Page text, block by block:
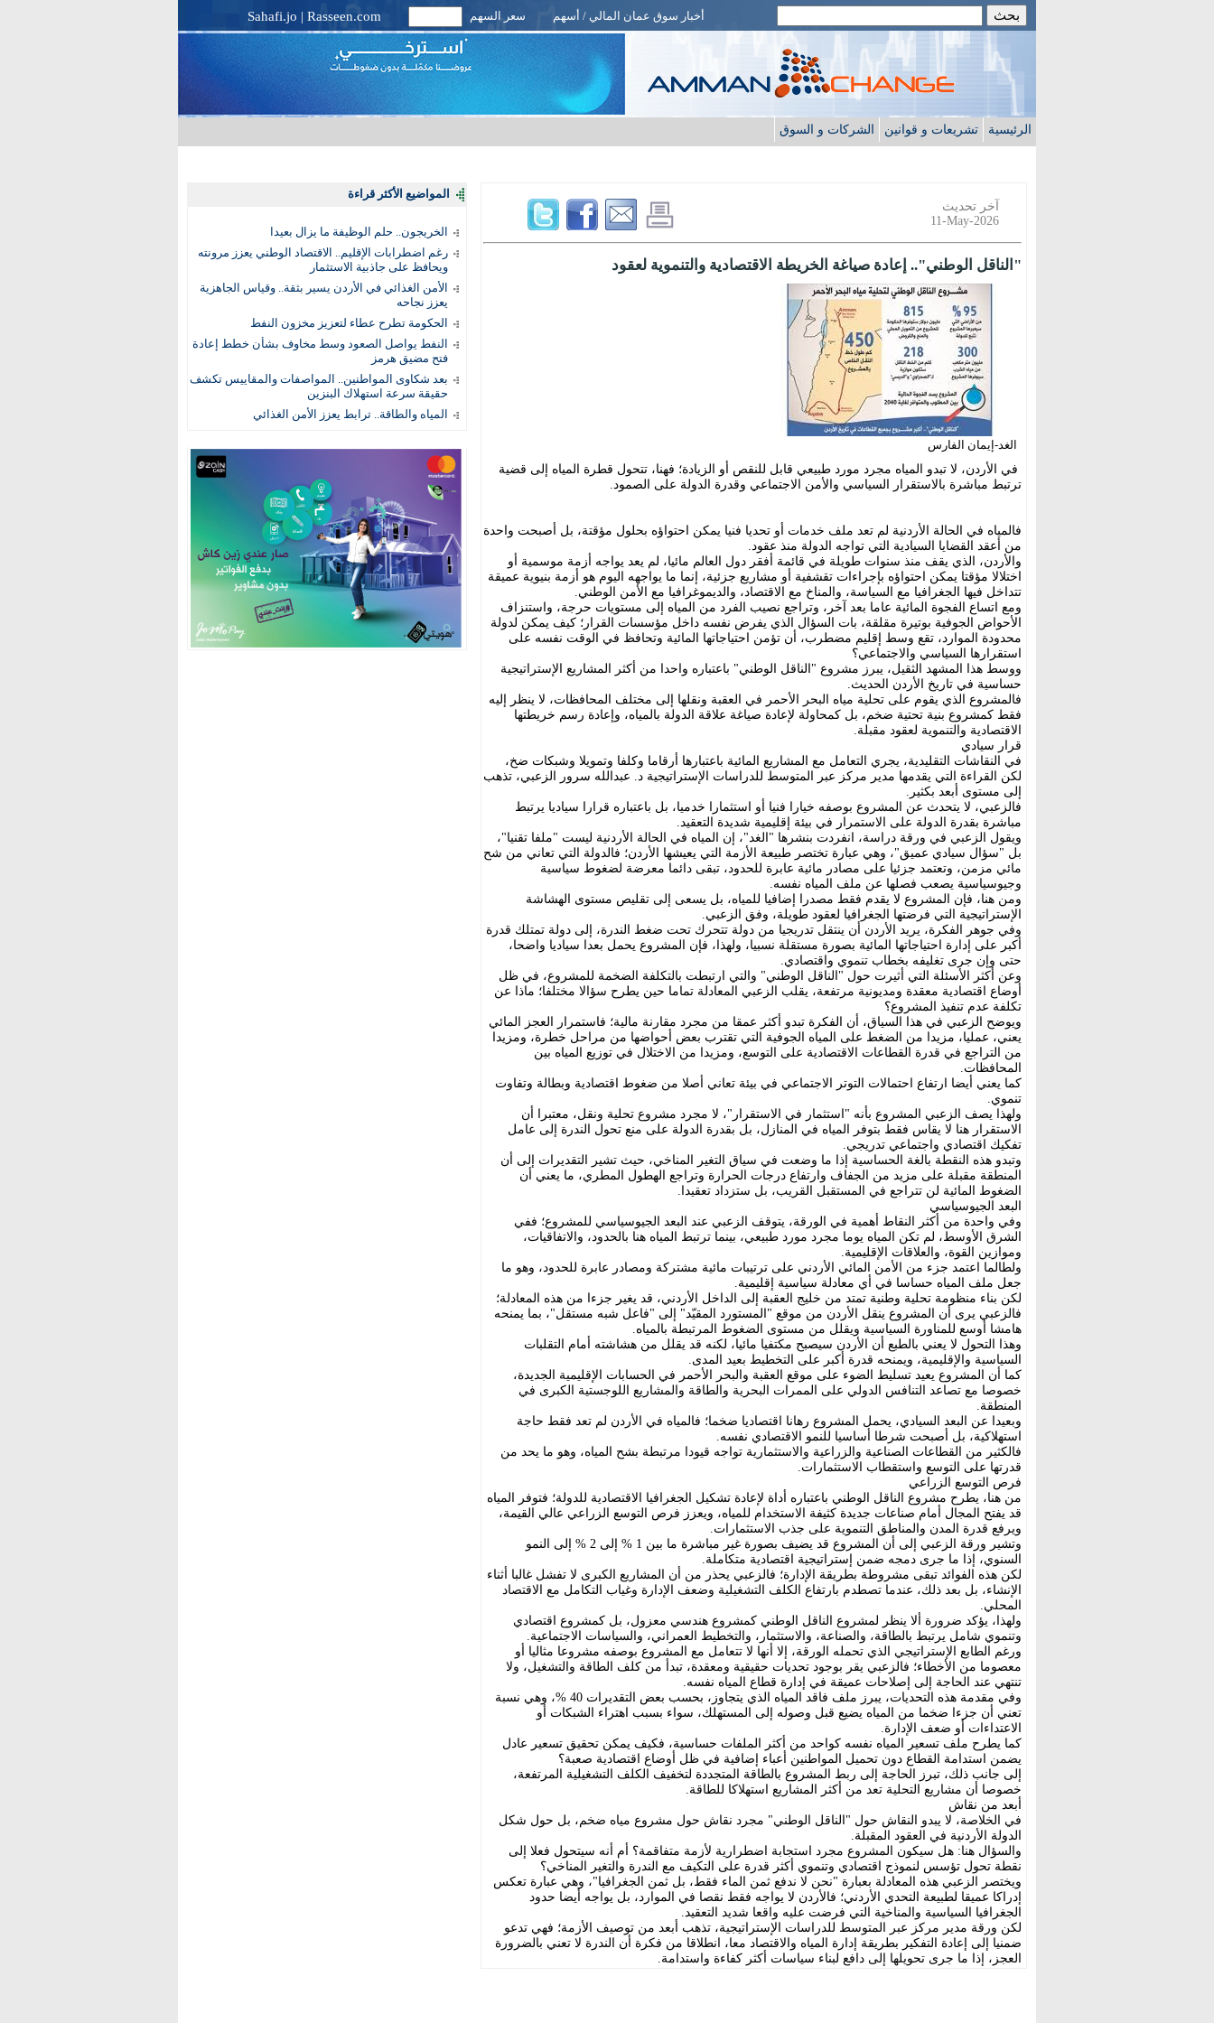
أخبار سوق عمان المالي / أسهم سعر السهم Sahafi.jo | Rasseen.com
الرئيسية تشريعات و قوانين الشركات و السوق
المواضيع الأكثر قراءة
الخريجون.. حلم الوظيفة ما يزال بعيدا
رغم اضطرابات الإقليم.. الاقتصاد الوطني يعزز مرونته
ويحافظ على جاذبية الاستثمار
الأمن الغذائي في الأردن يسير بثقة.. وقياس الجاهزية
يعزز نجاحه
الحكومة تطرح عطاء لتعزيز مخزون النفط
النفط يواصل الصعود وسط مخاوف بشأن خطط إعادة
فتح مضيق هرمز
بعد شكاوى المواطنين.. المواصفات والمقاييس تكشف
حقيقة سرعة استهلاك البنزين
المياه والطاقة.. ترابط يعزز الأمن الغذائي
آخر تحديث
11-May-2026
"الناقل الوطني".. إعادة صياغة الخريطة الاقتصادية والتنموية لعقود
الغد-إيمان الفارس
في الأردن، لا تبدو المياه مجرد مورد طبيعي قابل للنقص أو الزيادة؛ فهنا، تتحول قطرة المياه إلى قضية
ترتبط مباشرة بالاستقرار السياسي والأمن الاجتماعي وقدرة الدولة على الصمود.
فالمياه في الحالة الأردنية لم تعد ملف خدمات أو تحديا فنيا يمكن احتواؤه بحلول مؤقتة، بل أصبحت واحدة
من أعقد القضايا السيادية التي تواجه الدولة منذ عقود.
والأردن، الذي يقف منذ سنوات طويلة في قائمة أفقر دول العالم مائيا، لم يعد يواجه أزمة موسمية أو
اختلالا مؤقتا يمكن احتواؤه بإجراءات تقشفية أو مشاريع جزئية، إنما ما يواجهه اليوم هو أزمة بنيوية عميقة
تتداخل فيها الجغرافيا مع السياسة، والمناخ مع الاقتصاد، والديموغرافيا مع الأمن الوطني.
ومع اتساع الفجوة المائية عاما بعد آخر، وتراجع نصيب الفرد من المياه إلى مستويات حرجة، واستنزاف
الأحواض الجوفية بوتيرة مقلقة، بات السؤال الذي يفرض نفسه داخل مؤسسات القرار؛ كيف يمكن لدولة
محدودة الموارد، تقع وسط إقليم مضطرب، أن تؤمن احتياجاتها المائية وتحافظ في الوقت نفسه على
استقرارها السياسي والاجتماعي؟
ووسط هذا المشهد الثقيل، يبرز مشروع "الناقل الوطني" باعتباره واحدا من أكثر المشاريع الإستراتيجية
حساسية في تاريخ الأردن الحديث.
فالمشروع الذي يقوم على تحلية مياه البحر الأحمر في العقبة ونقلها إلى مختلف المحافظات، لا ينظر إليه
فقط كمشروع بنية تحتية ضخم، بل كمحاولة لإعادة صياغة علاقة الدولة بالمياه، وإعادة رسم خريطتها
الاقتصادية والتنموية لعقود مقبلة.
قرار سيادي
في النقاشات التقليدية، يجري التعامل مع المشاريع المائية باعتبارها أرقاما وكلفا وتمويلا وشبكات ضخ،
لكن القراءة التي يقدمها مدير مركز عبر المتوسط للدراسات الإستراتيجية د. عبدالله سرور الزعبي، تذهب
إلى مستوى أبعد بكثير.
فالزعبي، لا يتحدث عن المشروع بوصفه خيارا فنيا أو استثمارا خدميا، بل باعتباره قرارا سياديا يرتبط
مباشرة بقدرة الدولة على الاستمرار في بيئة إقليمية شديدة التعقيد.
ويقول الزعبي في ورقة دراسة، انفردت بنشرها "الغد"، إن المياه في الحالة الأردنية ليست "ملفا تقنيا"،
بل "سؤال سيادي عميق"، وهي عبارة تختصر طبيعة الأزمة التي يعيشها الأردن؛ فالدولة التي تعاني من شح
مائي مزمن، وتعتمد جزئيا على مصادر مائية عابرة للحدود، تبقى دائما معرضة لضغوط سياسية
وجيوسياسية يصعب فصلها عن ملف المياه نفسه.
ومن هنا، فإن المشروع لا يقدم فقط مصدرا إضافيا للمياه، بل يسعى إلى تقليص مستوى الهشاشة
الإستراتيجية التي فرضتها الجغرافيا لعقود طويلة، وفق الزعبي.
وفي جوهر الفكرة، يريد الأردن أن ينتقل تدريجيا من دولة تتحرك تحت ضغط الندرة، إلى دولة تمتلك قدرة
أكبر على إدارة احتياجاتها المائية بصورة مستقلة نسبيا، ولهذا، فإن المشروع يحمل بعدا سياديا واضحا،
حتى وإن جرى تغليفه بخطاب تنموي واقتصادي.
وعن أكثر الأسئلة التي أثيرت حول "الناقل الوطني" والتي ارتبطت بالتكلفة الضخمة للمشروع، في ظل
أوضاع اقتصادية معقدة ومديونية مرتفعة، يقلب الزعبي المعادلة تماما حين يطرح سؤالا مختلفا؛ ماذا عن
تكلفة عدم تنفيذ المشروع؟
ويوضح الزعبي في هذا السياق، أن الفكرة تبدو أكثر عمقا من مجرد مقارنة مالية؛ فاستمرار العجز المائي
يعني، عمليا، مزيدا من الضغط على المياه الجوفية التي تقترب بعض أحواضها من مراحل خطرة، ومزيدا
من التراجع في قدرة القطاعات الاقتصادية على التوسع، ومزيدا من الاختلال في توزيع المياه بين
المحافظات.
كما يعني أيضا ارتفاع احتمالات التوتر الاجتماعي في بيئة تعاني أصلا من ضغوط اقتصادية وبطالة وتفاوت
تنموي.
ولهذا يصف الزعبي المشروع بأنه "استثمار في الاستقرار"، لا مجرد مشروع تحلية ونقل، معتبرا أن
الاستقرار هنا لا يقاس فقط بتوفر المياه في المنازل، بل بقدرة الدولة على منع تحول الندرة إلى عامل
تفكيك اقتصادي واجتماعي تدريجي.
وتبدو هذه النقطة بالغة الحساسية إذا ما وضعت في سياق التغير المناخي، حيث تشير التقديرات إلى أن
المنطقة مقبلة على مزيد من الجفاف وارتفاع درجات الحرارة وتراجع الهطول المطري، ما يعني أن
الضغوط المائية لن تتراجع في المستقبل القريب، بل ستزداد تعقيدا.
البعد الجيوسياسي
وفي واحدة من أكثر النقاط أهمية في الورقة، يتوقف الزعبي عند البعد الجيوسياسي للمشروع؛ ففي
الشرق الأوسط، لم تكن المياه يوما مجرد مورد طبيعي، بينما ترتبط المياه هنا بالحدود، والاتفاقيات،
وموازين القوة، والعلاقات الإقليمية.
ولطالما اعتمد جزء من الأمن المائي الأردني على ترتيبات مائية مشتركة ومصادر عابرة للحدود، وهو ما
جعل ملف المياه حساسا في أي معادلة سياسية إقليمية.
لكن بناء منظومة تحلية وطنية تمتد من خليج العقبة إلى الداخل الأردني، قد يغير جزءا من هذه المعادلة؛
فالزعبي يرى أن المشروع ينقل الأردن من موقع "المستورد المقيّد" إلى "فاعل شبه مستقل"، بما يمنحه
هامشا أوسع للمناورة السياسية ويقلل من مستوى الضغوط المرتبطة بالمياه.
وهذا التحول لا يعني بالطبع أن الأردن سيصبح مكتفيا مائيا، لكنه قد يقلل من هشاشته أمام التقلبات
السياسية والإقليمية، ويمنحه قدرة أكبر على التخطيط بعيد المدى.
كما أن المشروع يعيد تسليط الضوء على موقع العقبة والبحر الأحمر في الحسابات الإقليمية الجديدة،
خصوصا مع تصاعد التنافس الدولي على الممرات البحرية والطاقة والمشاريع اللوجستية الكبرى في
المنطقة.
وبعيدا عن البعد السيادي، يحمل المشروع رهانا اقتصاديا ضخما؛ فالمياه في الأردن لم تعد فقط حاجة
استهلاكية، بل أصبحت شرطا أساسيا للنمو الاقتصادي نفسه.
فالكثير من القطاعات الصناعية والزراعية والاستثمارية تواجه قيودا مرتبطة بشح المياه، وهو ما يحد من
قدرتها على التوسع واستقطاب الاستثمارات.
فرص التوسع الزراعي
من هنا، يطرح مشروع الناقل الوطني باعتباره أداة لإعادة تشكيل الجغرافيا الاقتصادية للدولة؛ فتوفر المياه
قد يفتح المجال أمام صناعات جديدة كثيفة الاستخدام للمياه، ويعزز فرص التوسع الزراعي عالي القيمة،
ويرفع قدرة المدن والمناطق التنموية على جذب الاستثمارات.
وتشير ورقة الزعبي إلى أن المشروع قد يضيف بصورة غير مباشرة ما بين 1 % إلى 2 % إلى النمو
السنوي، إذا ما جرى دمجه ضمن إستراتيجية اقتصادية متكاملة.
لكن هذه الفوائد تبقى مشروطة بطريقة الإدارة؛ فالزعبي يحذر من أن المشاريع الكبرى لا تفشل غالبا أثناء
الإنشاء، بل بعد ذلك، عندما تصطدم بارتفاع الكلف التشغيلية وضعف الإدارة وغياب التكامل مع الاقتصاد
المحلي.
ولهذا، يؤكد ضرورة ألا ينظر لمشروع الناقل الوطني كمشروع هندسي معزول، بل كمشروع اقتصادي
وتنموي شامل يرتبط بالطاقة، والصناعة، والاستثمار، والتخطيط العمراني، والسياسات الاجتماعية.
ورغم الطابع الإستراتيجي الذي تحمله الورقة، إلا أنها لا تتعامل مع المشروع بوصفه مشروعا مثاليا أو
معصوما من الأخطاء؛ فالزعبي يقر بوجود تحديات حقيقية ومعقدة، تبدأ من كلف الطاقة والتشغيل، ولا
تنتهي عند الحاجة إلى إصلاحات عميقة في إدارة قطاع المياه نفسه.
وفي مقدمة هذه التحديات، يبرز ملف فاقد المياه الذي يتجاوز، بحسب بعض التقديرات 40 %، وهي نسبة
تعني أن جزءا ضخما من المياه يضيع قبل وصوله إلى المستهلك، سواء بسبب اهتراء الشبكات أو
الاعتداءات أو ضعف الإدارة.
كما يطرح ملف تسعير المياه نفسه كواحد من أكثر الملفات حساسية، فكيف يمكن تحقيق تسعير عادل
يضمن استدامة القطاع دون تحميل المواطنين أعباء إضافية في ظل أوضاع اقتصادية صعبة؟
إلى جانب ذلك، تبرز الحاجة إلى ربط المشروع بالطاقة المتجددة لتخفيف الكلف التشغيلية المرتفعة،
خصوصا أن مشاريع التحلية تعد من أكثر المشاريع استهلاكا للطاقة.
أبعد من نقاش
في الخلاصة، لا يبدو النقاش حول "الناقل الوطني" مجرد نقاش حول مشروع مياه ضخم، بل حول شكل
الدولة الأردنية في العقود المقبلة.
والسؤال هنا: هل سيكون المشروع مجرد استجابة اضطرارية لأزمة متفاقمة؟ أم أنه سيتحول فعلا إلى
نقطة تحول تؤسس لنموذج اقتصادي وتنموي أكثر قدرة على التكيف مع الندرة والتغير المناخي؟
ويختصر الزعبي هذه المعادلة بعبارة "نحن لا ندفع ثمن الماء فقط، بل ثمن الجغرافيا"، وهي عبارة تعكس
إدراكا عميقا لطبيعة التحدي الأردني؛ فالأردن لا يواجه فقط نقصا في الموارد، بل يواجه أيضا حدود
الجغرافيا السياسية والمناخية التي فرضت عليه واقعا شديد التعقيد.
لكن ورقة مدير مركز عبر المتوسط للدراسات الإستراتيجية، تذهب أبعد من توصيف الأزمة؛ فهي تدعو
ضمنيا إلى إعادة التفكير بطريقة إدارة المياه والاقتصاد معا، انطلاقا من فكرة أن الندرة لا تعني بالضرورة
العجز، إذا ما جرى تحويلها إلى دافع لبناء سياسات أكثر كفاءة واستدامة.